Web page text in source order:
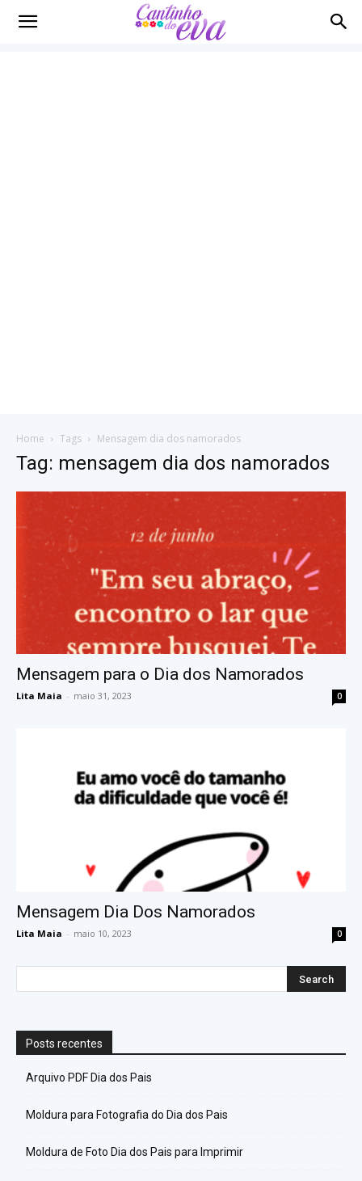
Cantinho
Home Tags Mensagem dia dos namorados
Tag: mensagem dia dos namorados
Mensagem para o Dia dos Namorados
Lita Maia - maio 31, 2023 0
Mensagem Dia Dos Namorados
Lita Maia - maio 10, 2023 0
Posts recentes
Arquivo PDF Dia dos Pais
Moldura para Fotografia do Dia dos Pais
Moldura de Foto Dia dos Pais para Imprimir